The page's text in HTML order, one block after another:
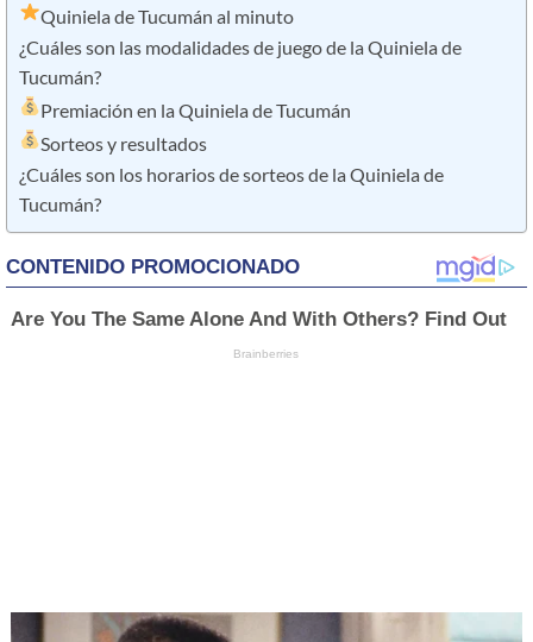
Quiniela de Tucumán al minuto
¿Cuáles son las modalidades de juego de la Quiniela de
Tucumán?
Premiación en la Quiniela de Tucumán
Sorteos y resultados
¿Cuáles son los horarios de sorteos de la Quiniela de
Tucumán?